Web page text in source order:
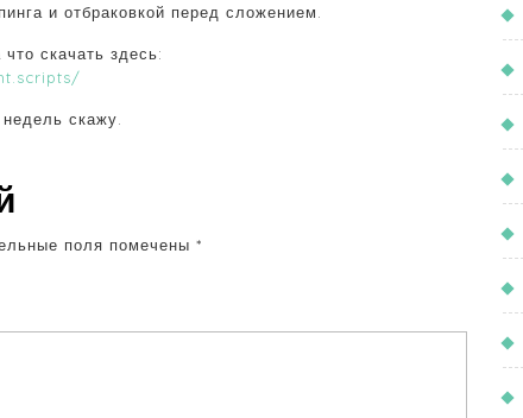
и отбраковкой перед сложением.
скачать здесь:
скажу.
поля помечены *